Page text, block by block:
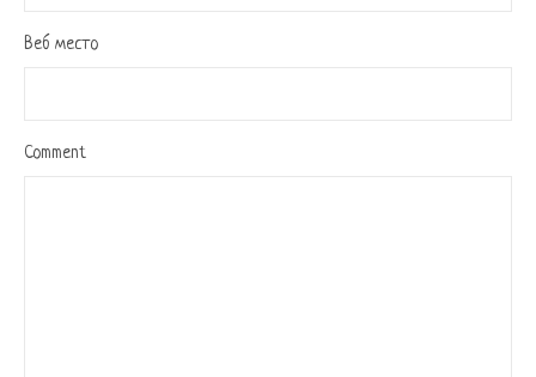
Веб место
Comment